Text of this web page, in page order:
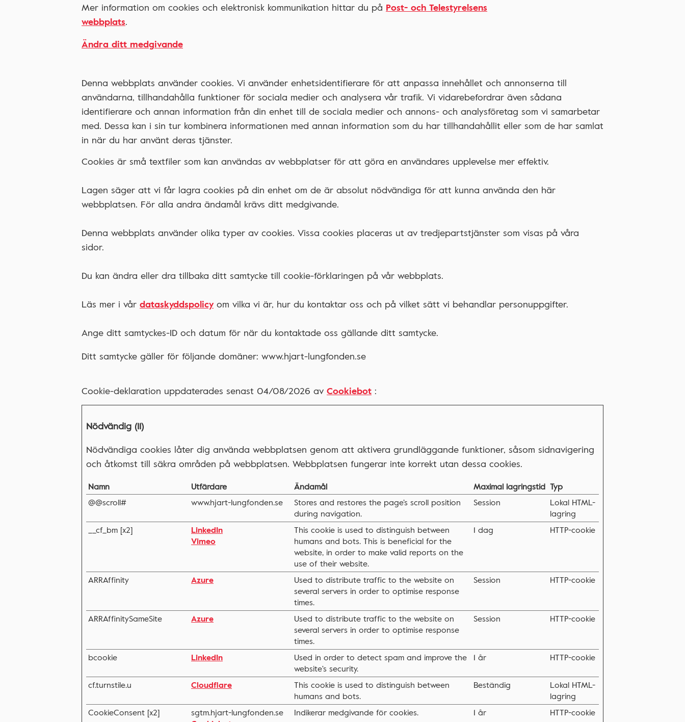
Mer information om cookies och elektronisk kommunikation hittar du på Post- och Telestyrelsens
webbplats.
Ändra ditt medgivande
Denna webbplats använder cookies. Vi använder enhetsidentifierare för att anpassa innehållet och annonserna till
användarna, tillhandahålla funktioner för sociala medier och analysera vår trafik. Vi vidarebefordrar även sådana
identifierare och annan information från din enhet till de sociala medier och annons- och analysföretag som vi samarbetar
med. Dessa kan i sin tur kombinera informationen med annan information som du har tillhandahållit eller som de har samlat
in när du har använt deras tjänster.
Cookies är små textfiler som kan användas av webbplatser för att göra en användares upplevelse mer effektiv.
Lagen säger att vi får lagra cookies på din enhet om de är absolut nödvändiga för att kunna använda den här
webbplatsen. För alla andra ändamål krävs ditt medgivande.
Denna webbplats använder olika typer av cookies. Vissa cookies placeras ut av tredjepartstjänster som visas på våra
sidor.
Du kan ändra eller dra tillbaka ditt samtycke till cookie-förklaringen på vår webbplats.
Läs mer i vår dataskyddspolicyom vilka vi är, hur du kontaktar oss och på vilket sätt vi behandlar personuppgifter.
Ange ditt samtyckes-ID och datum för när du kontaktade oss gällande ditt samtycke.
Ditt samtycke gäller för följande domäner: www.hjart-lungfonden.se
Cookie-deklaration uppdaterades senast 04/08/2026 av Cookiebot :
Nödvändig (11)
Nödvändiga cookies låter dig använda webbplatsen genom att aktivera grundläggande funktioner, såsom sidnavigering
och åtkomst till säkra områden på webbplatsen. Webbplatsen fungerar inte korrekt utan dessa cookies.
Namn Utfärdare Ändamål Maximal lagringstid Typ
@@scroll#
www.hjart-lungfonden.se
Stores and restores the page’s scroll position
during navigation.
Session
Lokal HTML-
lagring
__cf_bm [x2]
LinkedIn
Vimeo
This cookie is used to distinguish between
humans and bots. This is beneficial for the
website, in order to make valid reports on the
use of their website.
1 dag HTTP-cookie
ARRAffinity Azure
Used to distribute traffic to the website on
several servers in order to optimise response
times.
Session HTTP-cookie
ARRAffinitySameSite Azure
Used to distribute traffic to the website on
several servers in order to optimise response
times.
Session HTTP-cookie
bcookie LinkedIn
Used in order to detect spam and improve the
website's security.
1 år HTTP-cookie
cf.turnstile.u Cloudflare
This cookie is used to distinguish between
humans and bots.
Beständig
Lokal HTML-
lagring
CookieConsent [x2]
sgtm.hjart-lungfonden.se
Indikerar medgivande för cookies. 1 år HTTP-cookie